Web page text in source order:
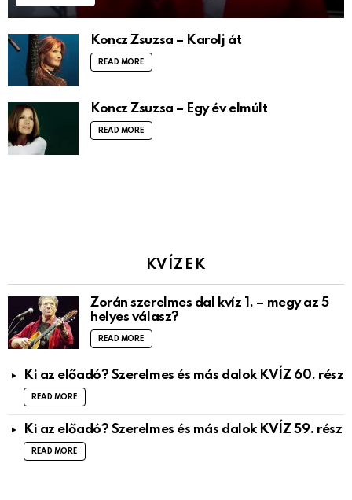
Koncz Zsuzsa – Karolj át
READ MORE
Koncz Zsuzsa – Egy év elmúlt
READ MORE
KVÍZEK
Zorán szerelmes dal kvíz 1. – megy az 5
helyes válasz?
READ MORE
Ki az előadó? Szerelmes és más dalok KVÍZ 60. rész
READ MORE
Ki az előadó? Szerelmes és más dalok KVÍZ 59. rész
READ MORE